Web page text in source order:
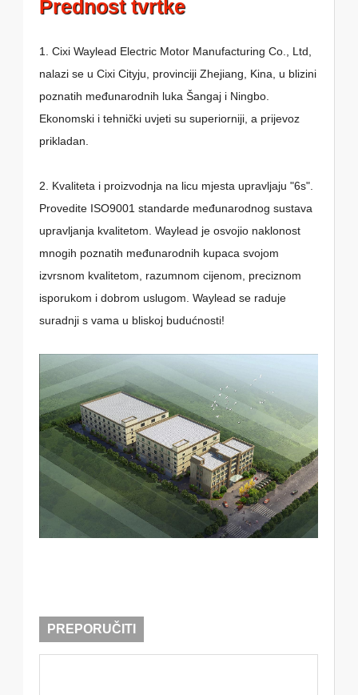
Prednost tvrtke
1. Cixi Waylead Electric Motor Manufacturing Co., Ltd,
nalazi se u Cixi Cityju, provinciji Zhejiang, Kina, u blizini
poznatih međunarodnih luka Šangaj i Ningbo.
Ekonomski i tehnički uvjeti su superiorniji, a prijevoz
prikladan.
2. Kvaliteta i proizvodnja na licu mjesta upravljaju "6s".
Provedite ISO9001 standarde međunarodnog sustava
upravljanja kvalitetom. Waylead je osvojio naklonost
mnogih poznatih međunarodnih kupaca svojom
izvrsnom kvalitetom, razumnom cijenom, preciznom
isporukom i dobrom uslugom. Waylead se raduje
suradnji s vama u bliskoj budućnosti!
PREPORUČITI